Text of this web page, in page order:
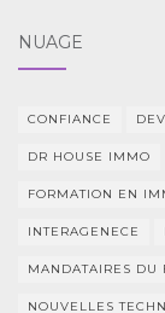
NUAGE
CONFIANCE
DR HOUSE IMMO
FORMATION EN
INTERAGENECE
MANDATAIRES DU
NOUVELLES